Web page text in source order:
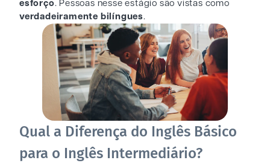
esforço. Pessoas nesse estágio são vistas como
verdadeiramente bilíngues.
Qual a Diferença do Inglês Básico
para o Inglês Intermediário?